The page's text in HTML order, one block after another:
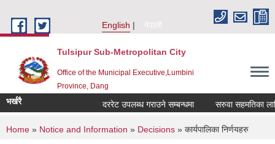
English
नेपाली
Tulsipur Sub-Metropolitan City
Office of the Municipal Executive,Lumbini
Province, Dang
भर्खरै दररेट उपलब्ध गराउने सम्बन्धमा सरुवा सहमतिका
You are here
Home » Notice and Information » Decisions » कार्यपालिका निर्णयहरु